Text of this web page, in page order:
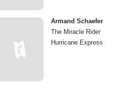
Armand Schaefer
The Miracle Rider
Hurricane Express